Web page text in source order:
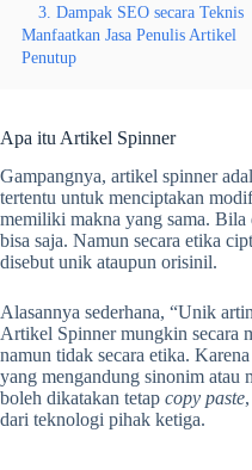
3. Dampak SEO secara Teknis
Manfaatkan Jasa Penulis Artikel
Penutup
Apa itu Artikel Spinner
Gampangnya, artikel spinner
tertentu untuk menciptakan
memiliki makna yang sama. Bila
bisa saja. Namun secara etika
disebut unik ataupun orisinil.
Alasannya sederhana, “Unik
Artikel Spinner mungkin secara
namun tidak secara etika.
yang mengandung sinonim atau
boleh dikatakan tetap copy paste
dari teknologi pihak ketiga.